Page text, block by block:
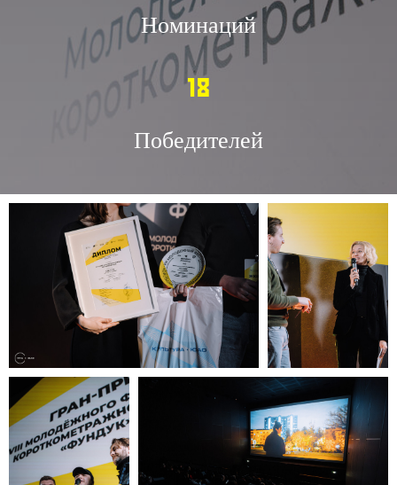
Номинаций
18
Победителей